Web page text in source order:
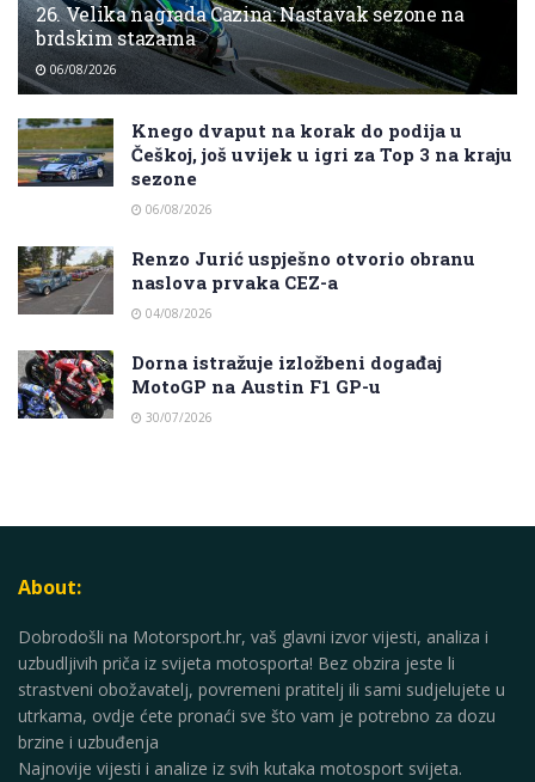
26. Velika nagrada Cazina: Nastavak sezone na
brdskim stazama
06/08/2026
Knego dvaput na korak do podija u
Češkoj, još uvijek u igri za Top 3 na kraju
sezone
06/08/2026
Renzo Jurić uspješno otvorio obranu
naslova prvaka CEZ-a
04/08/2026
Dorna istražuje izložbeni događaj
MotoGP na Austin F1 GP-u
30/07/2026
About:
Dobrodošli na Motorsport.hr, vaš glavni izvor vijesti, analiza i
uzbudljivih priča iz svijeta motosporta! Bez obzira jeste li
strastveni obožavatelj, povremeni pratitelj ili sami sudjelujete u
utrkama, ovdje ćete pronaći sve što vam je potrebno za dozu
brzine i uzbuđenja
Najnovije vijesti i analize iz svih kutaka motosport svijeta.